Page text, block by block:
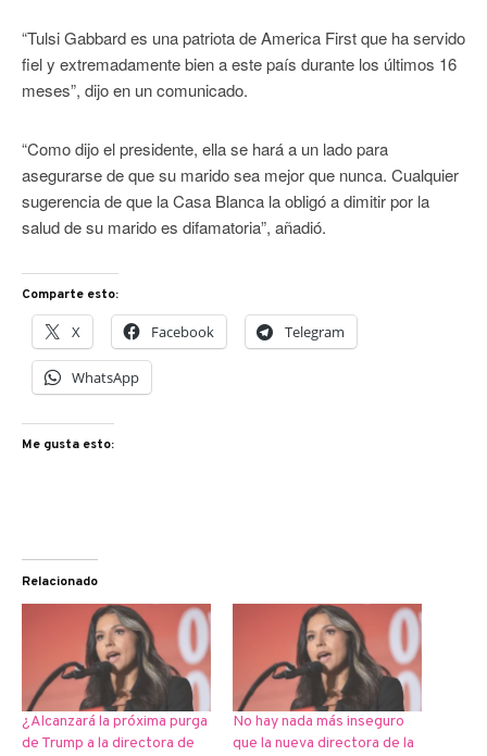
“Tulsi Gabbard es una patriota de America First que ha servido
fiel y extremadamente bien a este país durante los últimos 16
meses”, dijo en un comunicado.
“Como dijo el presidente, ella se hará a un lado para
asegurarse de que su marido sea mejor que nunca. Cualquier
sugerencia de que la Casa Blanca la obligó a dimitir por la
salud de su marido es difamatoria”, añadió.
Comparte esto:
X Facebook Telegram
WhatsApp
Me gusta esto:
Relacionado
¿Alcanzará la próxima purga
de Trump a la directora de
No hay nada más inseguro
que la nueva directora de la